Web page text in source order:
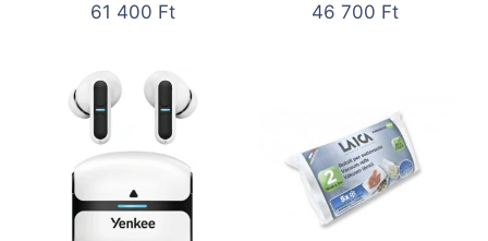
61 400 Ft 46 700 Ft